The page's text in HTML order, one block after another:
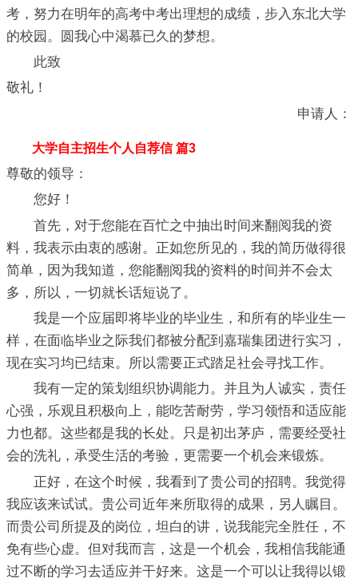
考，努力在明年的高考中考出理想的成绩，步入东北大学
的校园。圆我心中渴慕已久的梦想。
此致
敬礼！
申请人：
大学自主招生个人自荐信 篇3
尊敬的领导：
您好！
首先，对于您能在百忙之中抽出时间来翻阅我的资
料，我表示由衷的感谢。正如您所见的，我的简历做得很
简单，因为我知道，您能翻阅我的资料的时间并不会太
多，所以，一切就长话短说了。
我是一个应届即将毕业的毕业生，和所有的毕业生一
样，在面临毕业之际我们都被分配到嘉瑞集团进行实习，
现在实习均已结束。所以需要正式踏足社会寻找工作。
我有一定的策划组织协调能力。并且为人诚实，责任
心强，乐观且积极向上，能吃苦耐劳，学习领悟和适应能
力也都。这些都是我的长处。只是初出茅庐，需要经受社
会的洗礼，承受生活的考验，更需要一个机会来锻炼。
正好，在这个时候，我看到了贵公司的招聘。我觉得
我应该来试试。贵公司近年来所取得的成果，另人瞩目。
而贵公司所提及的岗位，坦白的讲，说我能完全胜任，不
免有些心虚。但对我而言，这是一个机会，我相信我能通
过不断的学习去适应并干好来。这是一个可以让我得以锻